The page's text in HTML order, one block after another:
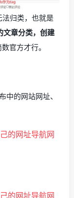
归类，也就是
章分类，创建
官方才行。
中的网站网址、